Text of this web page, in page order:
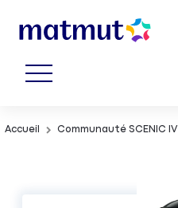
Accueil Communauté SCENIC IV